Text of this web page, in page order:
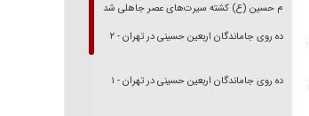
امام حسین (ع) کشته سیرت‌های عصر جاهلی شد
پیاده روی جاماندگان اربعین حسینی در تهران - ۲
پیاده روی جاماندگان اربعین حسینی در تهران - ۱